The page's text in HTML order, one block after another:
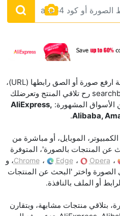
كيف تلاقي منتج بالصورة؟ ببساطة ارفع صورة أو الصق رابطها (URL)،
والخدمة الإلكترونية searchbyimage.ru رح تلاقي المنتج وتعرضلك
الأسواق المشهورة: AliExpress,
Alibaba,
.
الموبايل، أو مباشرة من
عن المنتجات بالصورة'، المتوفرة
Chrome ، Edge ، Opera ، ، و
واختر 'البحث عن المنتجات
أو الملف بالنافذة.
بتلاقي منتجات مشابهة، وبتقارن